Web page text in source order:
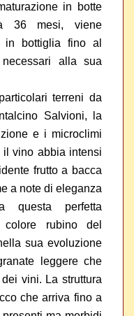
in botte
36 mesi, viene
in bottiglia fino al
alla sua
terreni da
Salvioni, la
e i microclimi
vino abbia intensi
frutto a bacca
a note di eleganza
questa perfetta
rubino del
sua evoluzione
leggere che
vini. La struttura
che arriva fino a